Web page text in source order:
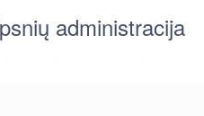
administracija